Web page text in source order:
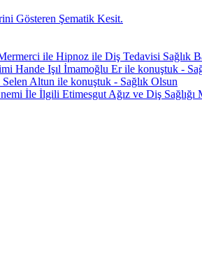
Gösteren Şematik Kesit.
ile Hipnoz ile Diş Tedavisi Sağlık
Hande Işıl İmamoğlu Er ile konuştuk -
Altun ile konuştuk - Sağlık Olsun
İle İlgili Etimesgut Ağız ve Diş